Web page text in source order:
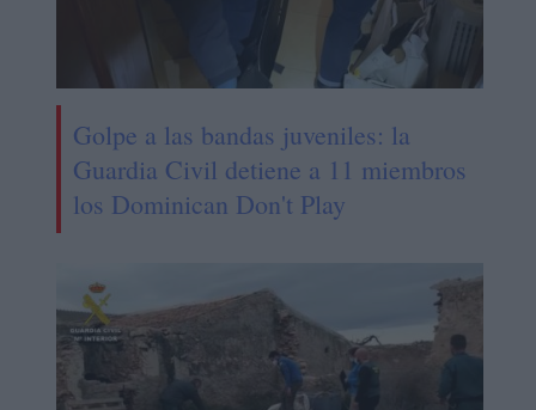
Golpe a las bandas juveniles: la
Guardia Civil detiene a 11 miembros
los Dominican Don't Play